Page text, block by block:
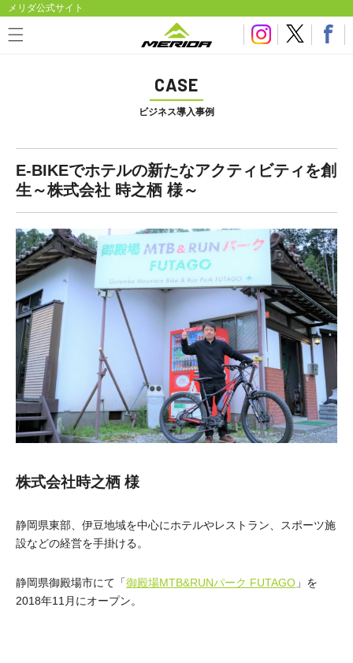
メリダ公式サイト
CASE
ビジネス導入事例
E-BIKEでホテルの新たなアクティビティを創
生～株式会社 時之栖 様～
株式会社時之栖 様
静岡県東部、伊豆地域を中心にホテルやレストラン、スポーツ施
設などの経営を手掛ける。
静岡県御殿場市にて「御殿場MTB&RUNパーク FUTAGO 」を
2018年11月にオープン。